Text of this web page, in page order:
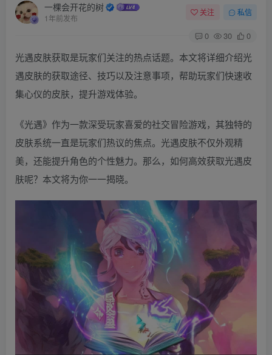
一棵会开花的树
1年前发布
关注 私信
0 30 0
光遇皮肤获取是玩家们关注的热点话题。本文将详细介绍光
遇皮肤的获取途径、技巧以及注意事项，帮助玩家们快速收
集心仪的皮肤，提升游戏体验。
《光遇》作为一款深受玩家喜爱的社交冒险游戏，其独特的
皮肤系统一直是玩家们热议的焦点。光遇皮肤不仅外观精
美，还能提升角色的个性魅力。那么，如何高效获取光遇皮
肤呢？本文将为你一一揭晓。